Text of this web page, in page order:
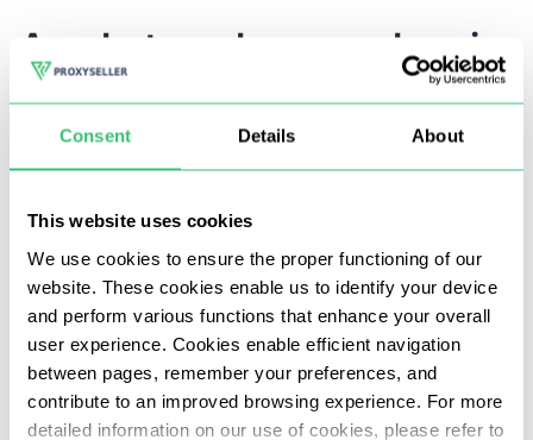
Consent Details About
This website uses cookies
We use cookies to ensure the proper functioning of our
website. These cookies enable us to identify your device
and perform various functions that enhance your overall
user experience. Cookies enable efficient navigation
between pages, remember your preferences, and
contribute to an improved browsing experience. For more
detailed information on our use of cookies, please refer to
Apa kata pelanggan kami
10000 +
ulasan dari pelanggan
Kami disebutkan: